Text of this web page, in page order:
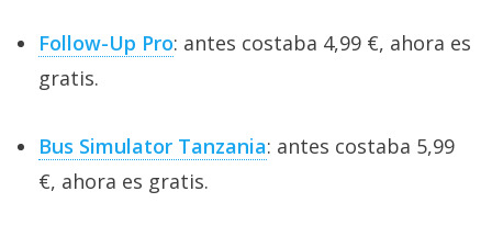
Follow-Up Pro: antes costaba 4,99 €, ahora es
gratis.
Bus Simulator Tanzania: antes costaba 5,99
€, ahora es gratis.